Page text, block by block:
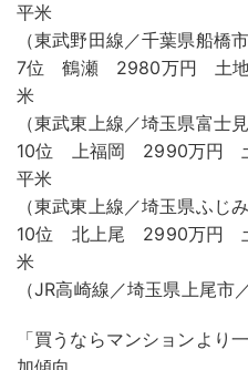
平米
（東武野田線／千葉県船橋
7位 鶴瀬 2980万円 土地
米
（東武東上線／埼玉県富士
10位 上福岡 2990万円
平米
（東武東上線／埼玉県ふじ
10位 北上尾 2990万円
米
（JR高崎線／埼玉県上尾市
「買うならマンションより